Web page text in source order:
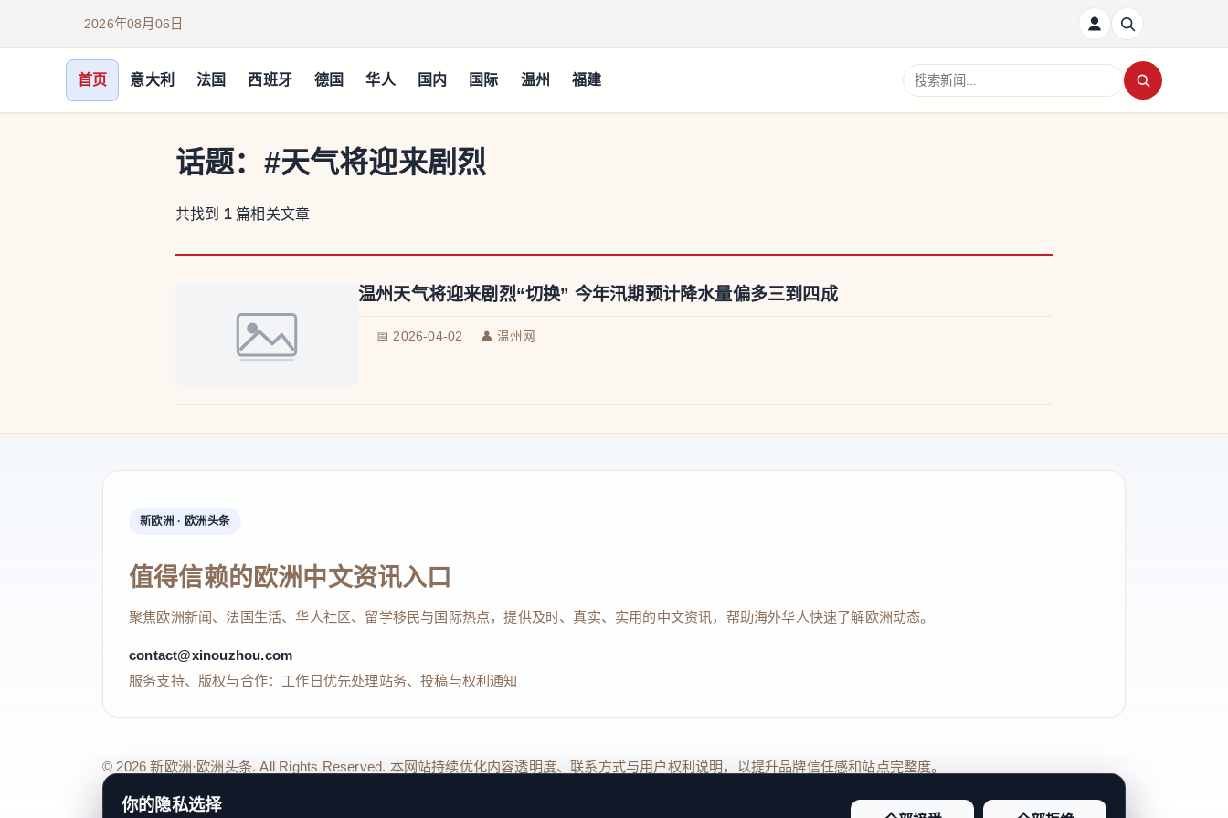
2026年08月06日
首页 意大利 法国 西班牙 德国 华人 国内 国际 温州 福建
搜索新闻
话题： #天气将迎来剧烈
共找到 1 篇相关文章
温州天气将迎来剧烈“切换” 今年汛期预计降水量偏多三到四成
📅 2026-04-02 👤 温州网
新欧洲 · 欧洲头条
值得信赖的欧洲中文资讯入口
聚焦欧洲新闻、法国生活、华人社区、留学移民与国际热点，提供及时、真实、实用的中文资讯，帮助海外华人快速了解欧洲动态。
contact@xinouzhou.com
服务支持、版权与合作：工作日优先处理站务、投稿与权利通知
© 2026 新欧洲·欧洲头条. All Rights Reserved. 本网站持续优化内容透明度、联系方式与用户权利说明，以提升品牌信任感和站点完整度。
关于我们法律声明编辑规范
你的隐私选择